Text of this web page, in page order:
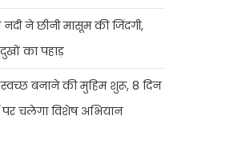
नदी ने छीनी मासूम की जिंदगी,
का पहाड़
बनाने की मुहिम शुरू, 8 दिन
पर चलेगा विशेष अभियान